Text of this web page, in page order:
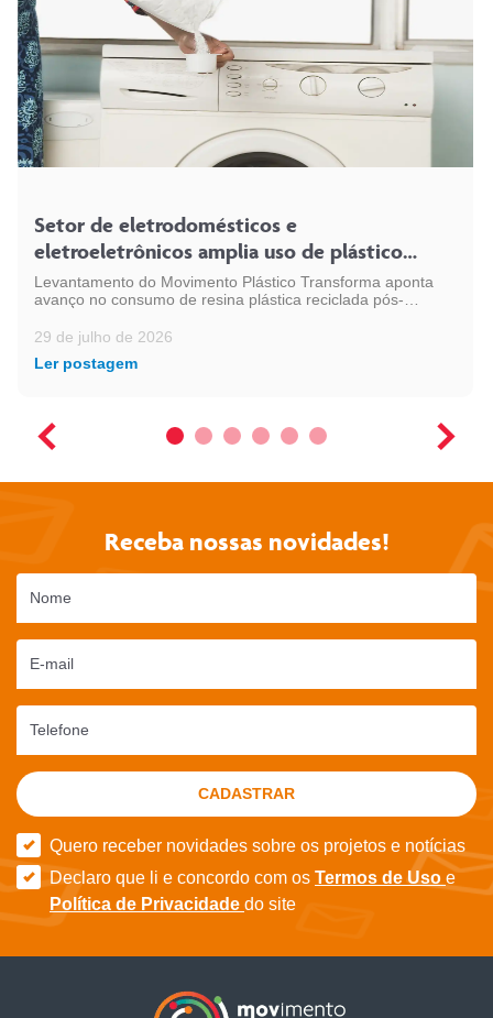
Setor de eletrodomésticos e
eletroeletrônicos amplia uso de plástico
reciclado e chega a 54 mil toneladas
Levantamento do Movimento Plástico Transforma aponta
avanço no consumo de resina plástica reciclada pós-
indústria eletroeletrônica no país
29 de julho de 2026
Ler postagem
Receba nossas novidades!
CADASTRAR
Quero receber novidades sobre os projetos e notícias
Declaro que li e concordo com os Termos de Uso e
Política de Privacidade do site